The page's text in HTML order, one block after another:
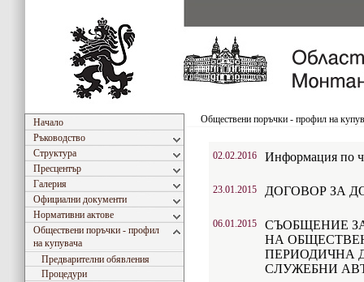
Начало
Ръководство
Структура
Пресцентър
Галерия
Официални документи
Нормативни актове
Обществени поръчки - профил
на купувача
Предварителни обявления
Процедури
Обществени поръчки - профил на
02.02.2016 Информация по
23.01.2015 ДОГОВОР ЗА
06.01.2015
СЪОБЩЕНИЕ
НА
ПЕРИОДИЧНА
СЛУЖЕБНИ